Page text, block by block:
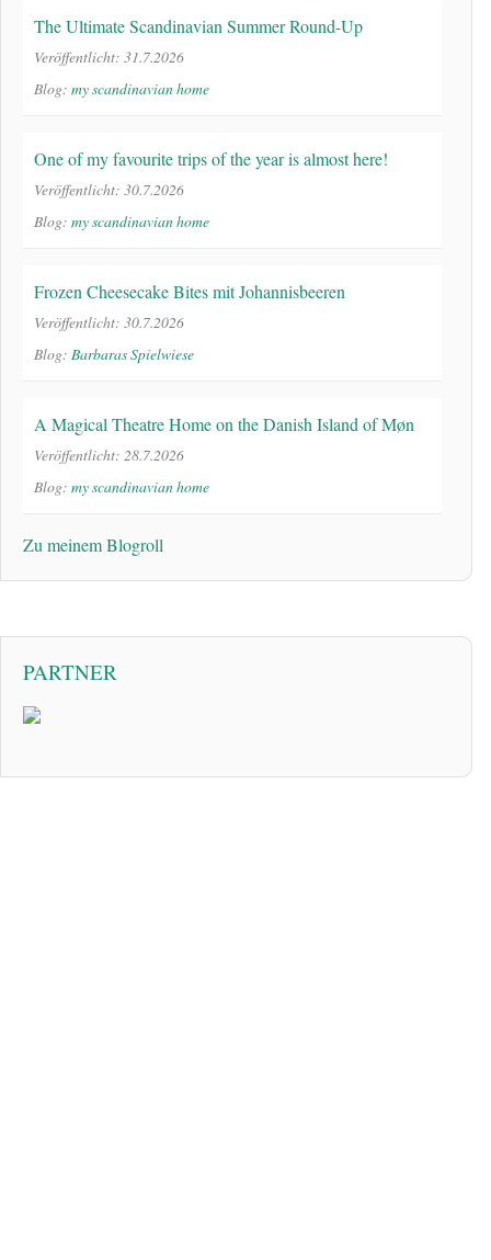
The Ultimate Scandinavian Summer Round-Up
Veröffentlicht: 31.7.2026
Blog: my scandinavian home
One of my favourite trips of the year is almost here!
Veröffentlicht: 30.7.2026
Blog: my scandinavian home
Frozen Cheesecake Bites mit Johannisbeeren
Veröffentlicht: 30.7.2026
Blog: Barbaras Spielwiese
A Magical Theatre Home on the Danish Island of Møn
Veröffentlicht: 28.7.2026
Blog: my scandinavian home
Zu meinem Blogroll
PARTNER